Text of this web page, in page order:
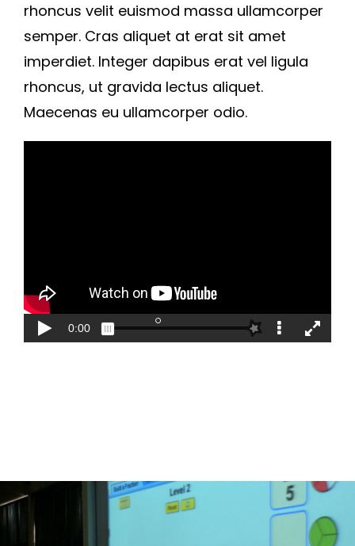
rhoncus velit euismod massa ullamcorper
semper. Cras aliquet at erat sit amet
imperdiet. Integer dapibus erat vel ligula
rhoncus, ut gravida lectus aliquet.
Maecenas eu ullamcorper odio.